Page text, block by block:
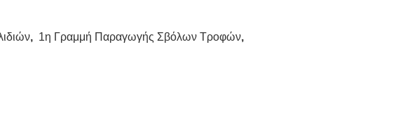
, 1η Γραμμή Παραγωγής Σβόλων Τροφών,